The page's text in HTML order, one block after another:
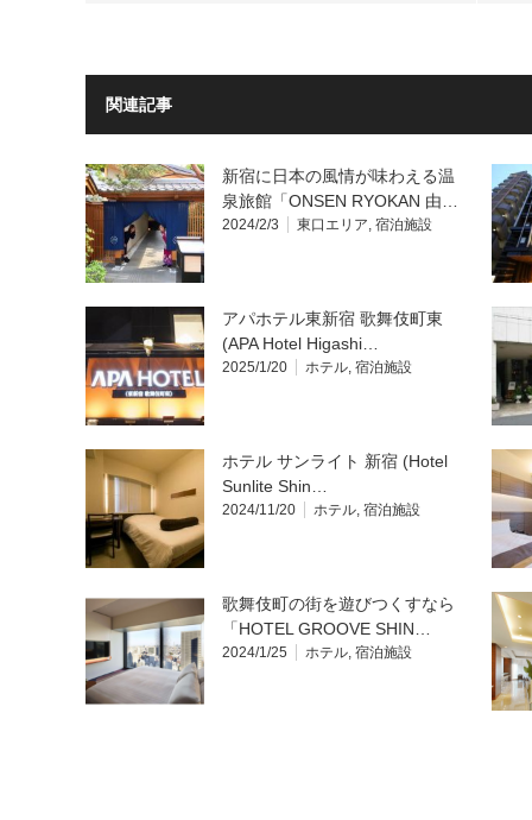
関連記事
新宿に日本の風情が味わえる温
泉旅館「ONSEN RYOKAN 由…
2024/2/3 東口エリア 宿泊施設
アパホテル東新宿 歌舞伎町東
(APA Hotel Higashi…
2025/1/20 ホテル 宿泊施設
ホテル サンライト 新宿 (Hotel
Sunlite Shin…
2024/11/20 ホテル 宿泊施設
歌舞伎町の街を遊びつくすなら
「HOTEL GROOVE SHIN…
2024/1/25 ホテル 宿泊施設